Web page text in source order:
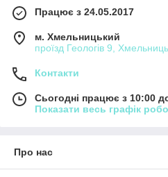
Працює з 24.05.2017
м. Хмельницький
проїзд Геологів 9,
Контакти
Сьогодні працює з 10:00
Показати весь графік
Про нас